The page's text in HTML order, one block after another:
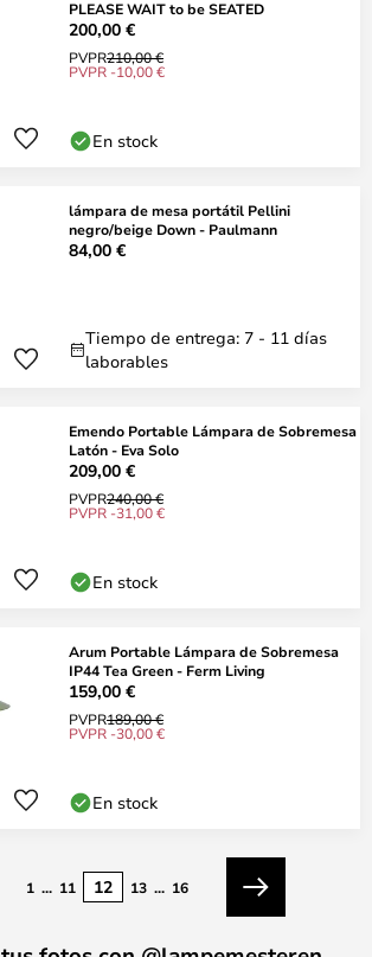
PLEASE WAIT to be SEATED
200,00 €
PVPR210,00 €
PVPR -10,00 €
En stock
lámpara de mesa portátil Pellini
negro/beige Down - Paulmann
84,00 €
Tiempo de entrega: 7 - 11 días
laborables
Emendo Portable Lámpara de Sobremesa
Latón - Eva Solo
209,00 €
PVPR240,00 €
PVPR -31,00 €
En stock
Arum Portable Lámpara de Sobremesa
IP44 Tea Green - Ferm Living
159,00 €
PVPR189,00 €
PVPR -30,00 €
En stock
Página
1 ... 11 12 13 ... 16
Siguiente